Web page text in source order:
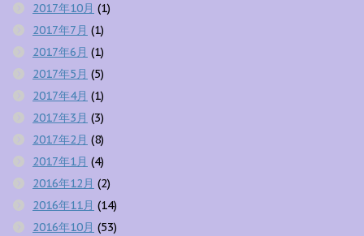
2017年10月 (1)
2017年7月 (1)
2017年6月 (1)
2017年5月 (5)
2017年4月 (1)
2017年3月 (3)
2017年2月 (8)
2017年1月 (4)
2016年12月 (2)
2016年11月 (14)
2016年10月 (53)